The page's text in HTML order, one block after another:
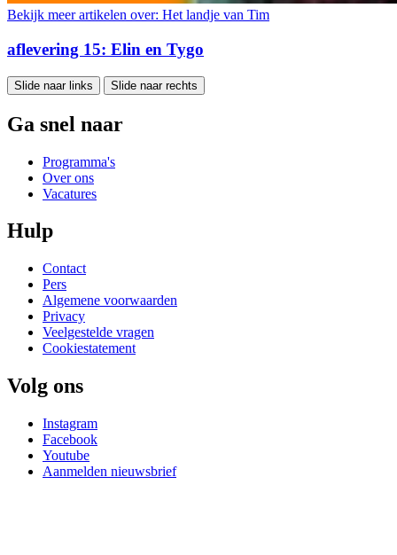
Bekijk meer artikelen over: Het landje van Tim
aflevering 15: Elin en Tygo
Slide naar links Slide naar rechts
Ga snel naar
Programma's
Over ons
Vacatures
Hulp
Contact
Pers
Algemene voorwaarden
Privacy
Veelgestelde vragen
Cookiestatement
Volg ons
Instagram
Facebook
Youtube
Aanmelden nieuwsbrief